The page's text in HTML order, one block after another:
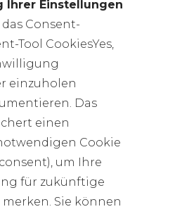
Ihrer Einstellungen
Consent-
Tool CookiesYes,
einzuholen
Das
einen
Cookie
um Ihre
für zukünftige
merken. Sie können